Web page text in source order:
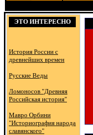
ЭТО ИНТЕРЕСНО
История России с
древнейших времен
Русские Веды
Ломоносов "Древняя
Российская история"
Мавро Орбини
"Историография народа
славянского"